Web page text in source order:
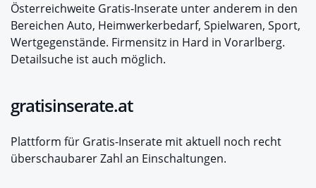
Österreichweite Gratis-Inserate unter anderem in den
Bereichen Auto, Heimwerkerbedarf, Spielwaren, Sport,
Wertgegenstände. Firmensitz in Hard in Vorarlberg.
Detailsuche ist auch möglich.
gratisinserate.at
Plattform für Gratis-Inserate mit aktuell noch recht
überschaubarer Zahl an Einschaltungen.